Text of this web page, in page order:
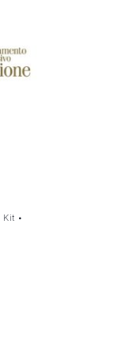
Kit •